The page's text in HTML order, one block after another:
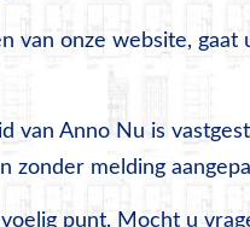
van onze website,
van Anno Nu is
zonder melding
punt. Mocht u